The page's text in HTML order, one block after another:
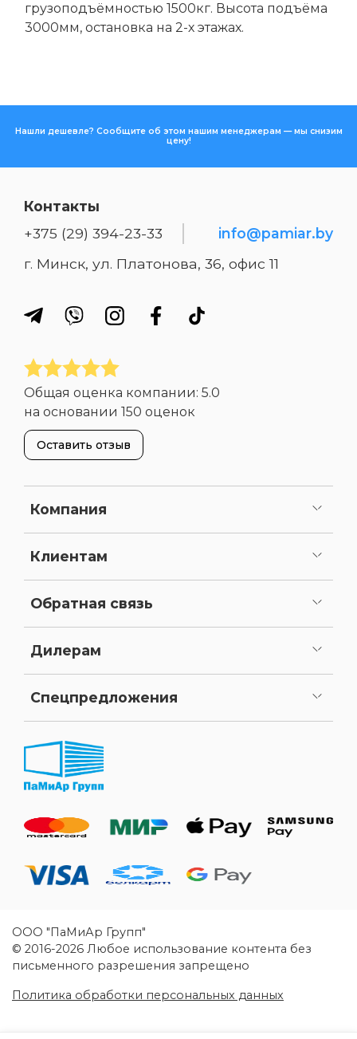
грузоподъёмностью 1500кг. Высота подъёма
3000мм, остановка на 2-х этажах.
Нашли дешевле? Сообщите об этом нашим менеджерам — мы снизим
цену!
Компания
О нас
Портфолио
Вакансии
Сертификаты и лицензии
Реквизиты
Клиентам
Сервисное обслуживание
Как сделать заказ
Оплата
Доставка
Статьи
Карта сайта
Обратная связь
Задать вопрос
Предложить доработку
Дилерам
Как стать нашим дилером
Личный кабинет
Спецпредложения
Уценка
Контакты
+375 (29) 394-23-33
info@pamiar.by
г. Минск, ул. Платонова, 36, офис 11
Общая оценка компании: 5.0
на основании 150 оценок
Оставить отзыв
ООО "ПаМиАр Групп"
© 2016-2026 Любое использование контента без
письменного разрешения запрещено
Политика обработки персональных данных